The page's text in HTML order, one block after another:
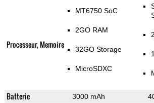
Processeur, Memoire
MT6750 SoC
2GO RAM
32GO Storage
MicroSDXC
Batterie 3000 mAh